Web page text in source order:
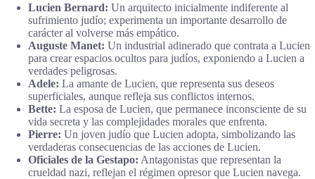
Lucien Bernard: Un arquitecto inicialmente indiferente al
sufrimiento judío; experimenta un importante desarrollo de
carácter al volverse más empático.
Auguste Manet: Un industrial adinerado que contrata a Lucien
para crear espacios ocultos para judíos, exponiendo a Lucien a
verdades peligrosas.
Adele: La amante de Lucien, que representa sus deseos
superficiales, aunque refleja sus conflictos internos.
Bette: La esposa de Lucien, que permanece inconsciente de su
vida secreta y las complejidades morales que enfrenta.
Pierre: Un joven judío que Lucien adopta, simbolizando las
verdaderas consecuencias de las acciones de Lucien.
Oficiales de la Gestapo: Antagonistas que representan la
crueldad nazi, reflejan el régimen opresor que Lucien navega.